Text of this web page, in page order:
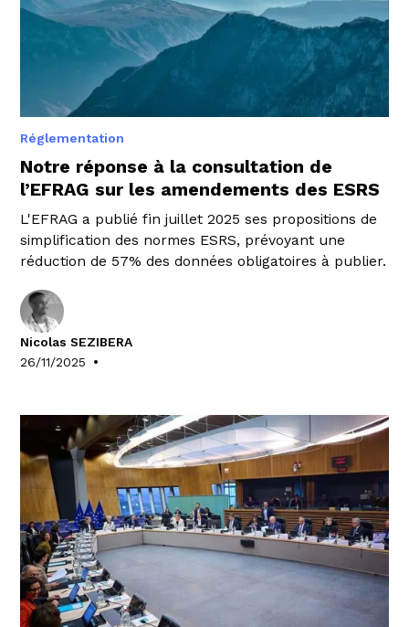
Réglementation
Notre réponse à la consultation de
l’EFRAG sur les amendements des ESRS
L'EFRAG a publié fin juillet 2025 ses propositions de
simplification des normes ESRS, prévoyant une
réduction de 57% des données obligatoires à publier.
Nicolas SEZIBERA
26/11/2025
•